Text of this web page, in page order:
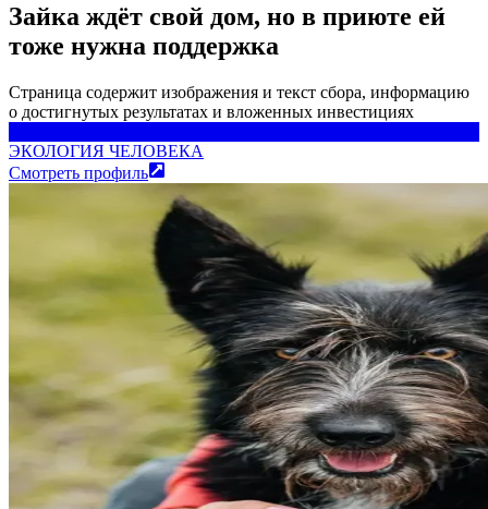
Зайка ждёт свой дом, но в приюте ей
тоже нужна поддержка
Страница содержит изображения и текст сбора, информацию
о достигнутых результатах и вложенных инвестициях
ЭКОЛОГИЯ ЧЕЛОВЕКА
Смотреть профиль